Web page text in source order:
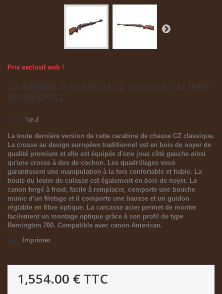
Prix exclusif web !
CARABINE A VERROU CZ 600 LUX CALIBRE
30-06 SPRG
Neuf
La toute dernière version de cette carabine de chasse CZ classique.
La crosse au design européen traditionnel est en bois de noyer de
qualité premium et elle est équipée d'une joue côté gauche ainsi
qu'une crosse à dos de cochon. Les quadrillages vous
garantissent une manipulation à la fois confortable et fiable. La
boule du levier de culasse est également en bois de noyer. Le
canon forgé à froid, facile à remplacer, comporte une bouche
munie d'un filetage et il comporte une hausse et un guidon
réglable en fibre optique. La carcasse acier permet de monter
facilement un montage optique grâce à son profil de type
Remington 700. Compatible avec canon American.
Imprimer
1,554.00 € TTC